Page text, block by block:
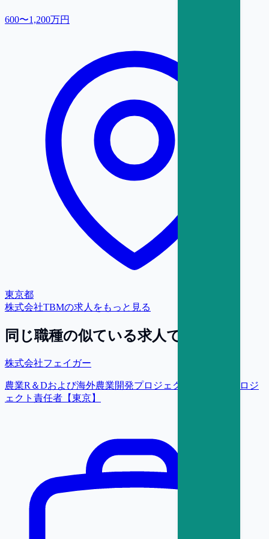
600〜1,200万円
東京都
株式会社TBMの求人をもっと見る
同じ職種の似ている求人で探す
株式会社フェイガー
農業R＆Dおよび海外農業開発プロジェクトの推進／プロジ
ェクト責任者【東京】